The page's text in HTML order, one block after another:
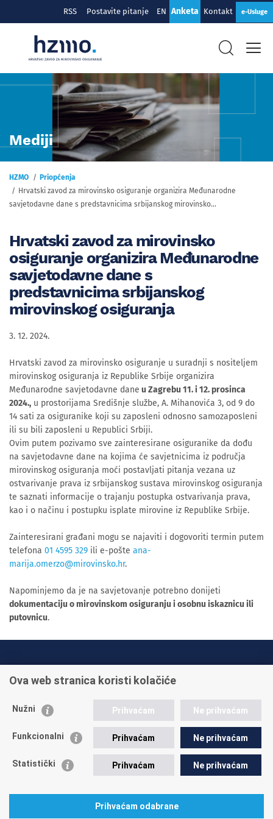
RSS Postavite pitanje EN Anketa Kontakt e-Usluge
Mediji
HZMO
Priopćenja
Hrvatski zavod za mirovinsko osiguranje organizira Međunarodne
savjetodavne dane s predstavnicima srbijanskog mirovinsko...
Hrvatski zavod za mirovinsko
osiguranje organizira Međunarodne
savjetodavne dane s
predstavnicima srbijanskog
mirovinskog osiguranja
3. 12. 2024.
Hrvatski zavod za mirovinsko osiguranje u suradnji s nositeljem
mirovinskog osiguranja iz Republike Srbije organizira
Međunarodne savjetodavne dane u Zagrebu 11. i 12. prosinca
2024., u prostorijama Središnje službe, A. Mihanovića 3, od 9 do
14 sati za osiguranike koji su zaposleni odnosno samozaposleni
ili su bili zaposleni u Republici Srbiji.
Ovim putem pozivamo sve zainteresirane osiguranike da dođu
na savjetodavne dane na kojima će savjetnicima iz područja
mirovinskog osiguranja moći postavljati pitanja vezana uz
ostvarivanje prava iz srbijanskog sustava mirovinskog osiguranja
te saznati informacije o trajanju postupka ostvarivanja prava,
kao i o načinu i postupku isplate mirovine iz Republike Srbije.
Zainteresirani građani mogu se najaviti i dogovoriti termin putem
telefona 01 4595 329 ili e-pošte ana-
marija.omerzo@mirovinsko.hr.
Napominjemo da je na savjetovanje potrebno donijeti
dokumentaciju o mirovinskom osiguranju i osobnu iskaznicu ili
putovnicu.
+385 1 45 95 011
Postavite pitanje
Ova web stranica koristi kolačiće
Nužni Prihvaćam Ne prihvaćam
Funkcionalni Prihvaćam Ne prihvaćam
Statistički Prihvaćam Ne prihvaćam
Prihvaćam odabrane